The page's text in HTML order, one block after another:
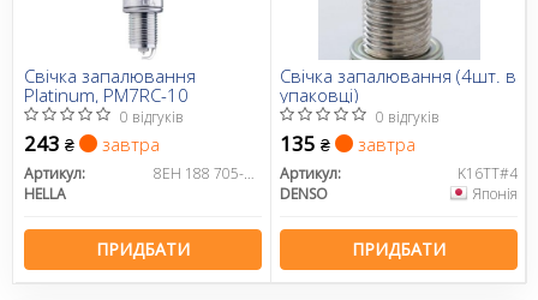
Свічка запалювання
Platinum, PM7RC-10
0 відгуків
243 ₴ завтра
Артикул:
8EH 188 705-041
HELLA
ПРИДБАТИ
Свічка запалювання (4шт. в
упаковці)
0 відгуків
135 ₴ завтра
Артикул:
K16TT#4
DENSO
Японія
ПРИДБАТИ